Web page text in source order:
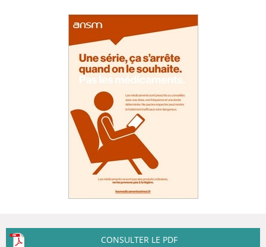
CONSULTER LE PDF